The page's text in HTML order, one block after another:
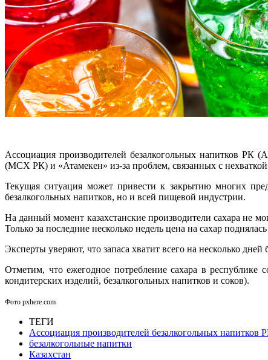
Ассоциация производителей безалкогольных напитков
(МСХ РК) и «Атамекен» из-за проблем, связанных с нехваткой
Текущая ситуация может привести к закрытию многих
безалкогольных напитков, но и всей пищевой индустрии.
На данный момент казахстанские производители сахара не
Только за последние несколько недель цена на сахар
Эксперты уверяют, что запаса хватит всего на несколько дней
Отметим, что ежегодное потребление сахара в республике
кондитерских изделий, безалкогольных напитков и соков).
Фото pxhere.com
ТЕГИ
Ассоциация производителей безалкогольных
безалкогольные напитки
Казахстан